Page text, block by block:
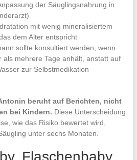
der Säuglingsnahrung in
mit wenig mineralisiertem
dem Alter entspricht
sollte konsultiert werden, wenn
als mehrere Tage anhält, anstatt auf
zur Selbstmedikation
beruht auf Berichten, nicht
bei Kindern. Diese Unterscheidung
wie das Risiko bewertet wird,
unter sechs Monaten.
Flaschenbaby,